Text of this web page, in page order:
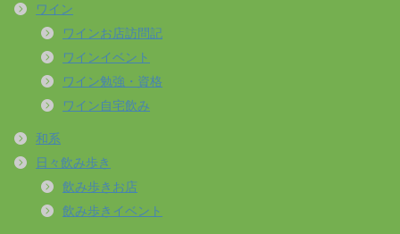
ワイン
ワインお店訪問記
ワインイベント
ワイン勉強・資格
ワイン自宅飲み
和系
日々飲み歩き
飲み歩きお店
飲み歩きイベント